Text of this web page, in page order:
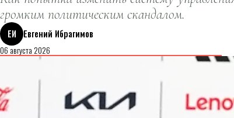
громким политическим скандалом.
ЕИ
Евгений Ибрагимов
06 августа 2026